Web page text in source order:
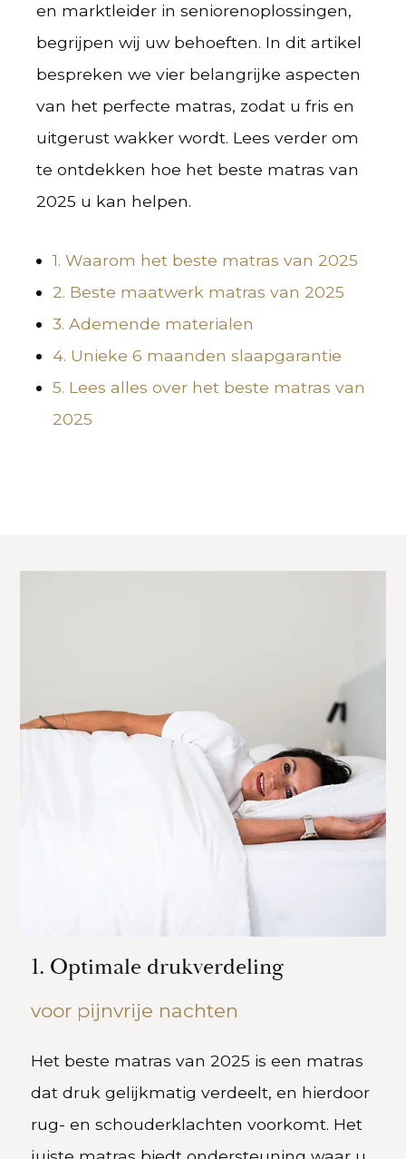
en marktleider in seniorenoplossingen,
begrijpen wij uw behoeften. In dit artikel
bespreken we vier belangrijke aspecten
van het perfecte matras, zodat u fris en
uitgerust wakker wordt. Lees verder om
te ontdekken hoe het beste matras van
2025 u kan helpen.
1. Waarom het beste matras van 2025
2. Beste maatwerk matras van 2025
3. Ademende materialen
4. Unieke 6 maanden slaapgarantie
5. Lees alles over het beste matras van
2025
1. Optimale drukverdeling
voor pijnvrije nachten
Het beste matras van 2025 is een matras
dat druk gelijkmatig verdeelt, en hierdoor
rug- en schouderklachten voorkomt. Het